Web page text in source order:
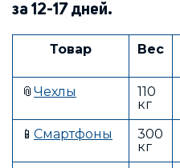
за 12-17 дней.
Товар Вес
📎 Чехлы
110
кг
📱 Смартфоны
300
кг